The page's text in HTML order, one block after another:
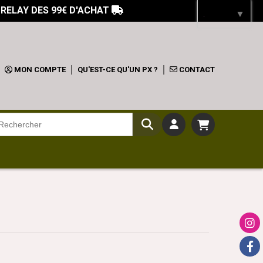
DES 99€ D'ACHAT 
MON COMPTE QU'EST-CE QU'UN PX ? CONTACT
▼